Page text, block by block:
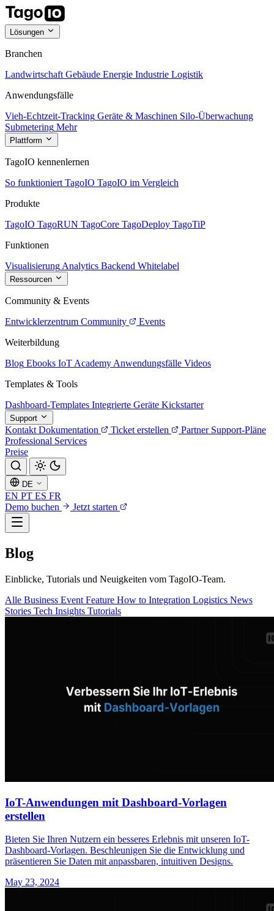
Lösungen
Branchen
Landwirtschaft Gebäude Energie Industrie Logistik
Anwendungsfälle
Vieh-Echtzeit-Tracking Geräte & Maschinen Silo-Überwachung
Submetering Mehr
Plattform
TagoIO kennenlernen
So funktioniert TagoIO TagoIO im Vergleich
Produkte
TagoIO TagoRUN TagoCore TagoDeploy TagoTiP
Funktionen
Visualisierung Analytics Backend Whitelabel
Ressourcen
Community & Events
Entwicklerzentrum Community
Events
Weiterbildung
Blog Ebooks IoT Academy Anwendungsfälle Videos
Templates & Tools
Dashboard-Templates Integrierte Geräte Kickstarter
Support
Kontakt Dokumentation Ticket erstellen Partner Support-Pläne
Professional Services
Preise
DE
EN PT ES FR
Demo buchen
Jetzt starten
Blog
Einblicke, Tutorials und Neuigkeiten vom TagoIO-Team.
Alle Business Event Feature How to Integration Logistics News
Stories Tech Insights Tutorials
IoT-Anwendungen mit Dashboard-Vorlagen
erstellen
Bieten Sie Ihren Nutzern ein besseres Erlebnis mit unseren IoT-
Dashboard-Vorlagen. Beschleunigen Sie die Entwicklung und
präsentieren Sie Daten mit anpassbaren, intuitiven Designs.
May 23, 2024